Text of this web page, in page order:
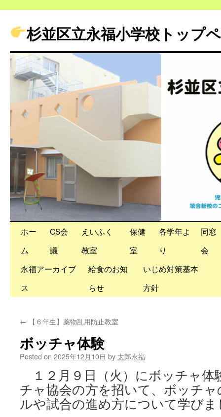
杉並区立永福小学校トップ
Skip
content
ホー
ム
CS会
議
えいふく
教室
保健
室
各学年よ
り
同窓
会
永福アーカイブ
ス
給食のお知
らせ
いじめ対策基本
方針
← 【６年生】薬物乱用防止教室
ボッチャ体験
Posted on 2025年12月10日 by 太郎永福
１２月９日（火）にボッチャ体
チャ協会の方を招いて、ボッチ
ルや試合の進め方について学びま